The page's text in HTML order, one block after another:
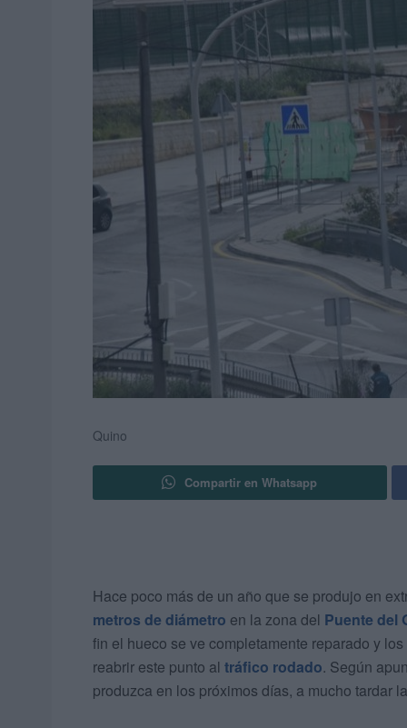
Quino
Compartir en Whatsapp
Hace poco más de un año que se produjo en
metros de diámetro en la zona del Puente del
fin el hueco se ve completamente reparado y
reabrir este punto al tráfico rodado. Según
produzca en los próximos días, a mucho tardar